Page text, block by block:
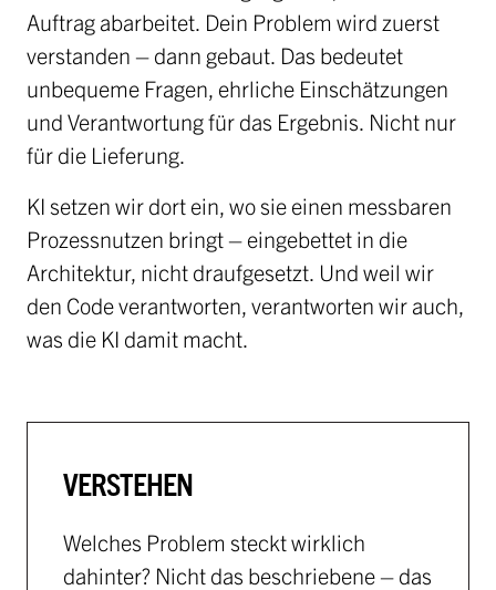
Auftrag abarbeitet. Dein Problem wird zuerst
verstanden – dann gebaut. Das bedeutet
unbequeme Fragen, ehrliche Einschätzungen
und Verantwortung für das Ergebnis. Nicht nur
für die Lieferung.
KI setzen wir dort ein, wo sie einen messbaren
Prozessnutzen bringt – eingebettet in die
Architektur, nicht draufgesetzt. Und weil wir
den Code verantworten, verantworten wir auch,
was die KI damit macht.
VERSTEHEN
Welches Problem steckt wirklich
dahinter? Nicht das beschriebene – das